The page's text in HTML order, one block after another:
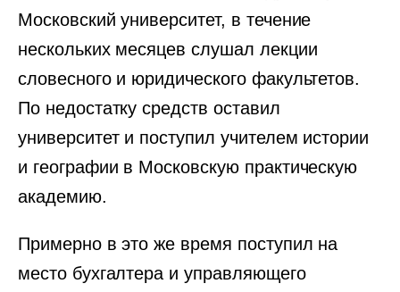
Московский университет, в течение
нескольких месяцев слушал лекции
словесного и юридического факультетов.
По недостатку средств оставил
университет и поступил учителем истории
и географии в Московскую практическую
академию.
Примерно в это же время поступил на
место бухгалтера и управляющего